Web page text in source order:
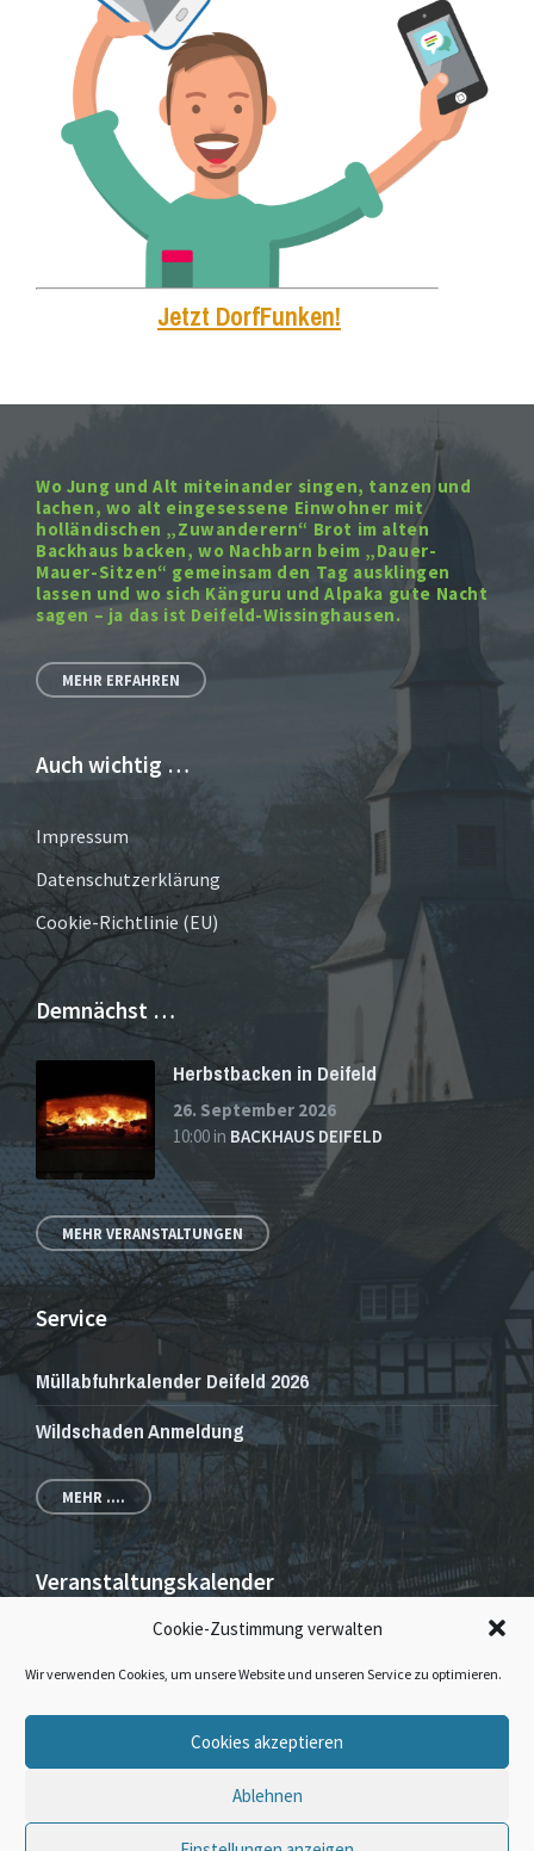
Cookie-Zustimmung verwalten
Wir verwenden Cookies, um unsere Website und unseren Service zu optimieren.
Cookies akzeptieren
Ablehnen
Jetzt DorfFunken!
Wo Jung und Alt miteinander singen, tanzen und
lachen, wo alt eingesessene Einwohner mit
holländischen „Zuwanderern“ Brot im alten
Backhaus backen, wo Nachbarn beim „Dauer-
Mauer-Sitzen“ gemeinsam den Tag ausklingen
lassen und wo sich Känguru und Alpaka gute Nacht
sagen – ja das ist Deifeld-Wissinghausen.
MEHR ERFAHREN
Auch wichtig …
Impressum
Datenschutzerklärung
Cookie-Richtlinie (EU)
Demnächst …
Herbstbacken in Deifeld
26. September 2026
10:00 in BACKHAUS DEIFELD
MEHR VERANSTALTUNGEN
Service
Müllabfuhrkalender Deifeld 2026
Wildschaden Anmeldung
MEHR ....
Veranstaltungskalender
Veranstaltungen und Gottesdienste
FacebookInstagram
© 2026 · Dorfgemeinschaft Deifeld & Wissinghausen